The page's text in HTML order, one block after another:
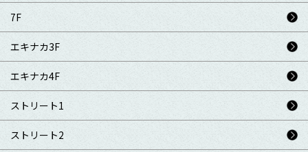
7F
エキナカ3F
エキナカ4F
ストリート1
ストリート2